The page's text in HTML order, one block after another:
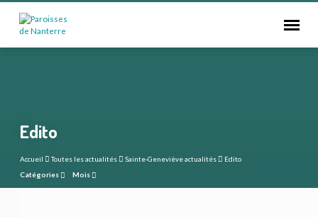
Edito
Accueil Toutes les actualités Sainte-Geneviève actualités
Edito
Catégories
Mois